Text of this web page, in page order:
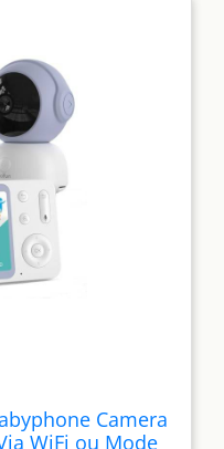
Camera
WiFi ou Mode